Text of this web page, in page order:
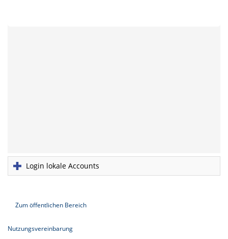
Login lokale Accounts
Zum öffentlichen Bereich
Nutzungsvereinbarung